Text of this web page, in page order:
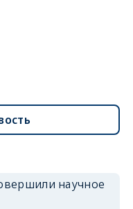
научное